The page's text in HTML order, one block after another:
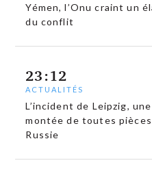
Yémen, l’Onu craint un
du conflit
23:12
ACTUALITÉS
L’incident de Leipzig,
montée de toutes pièces
Russie